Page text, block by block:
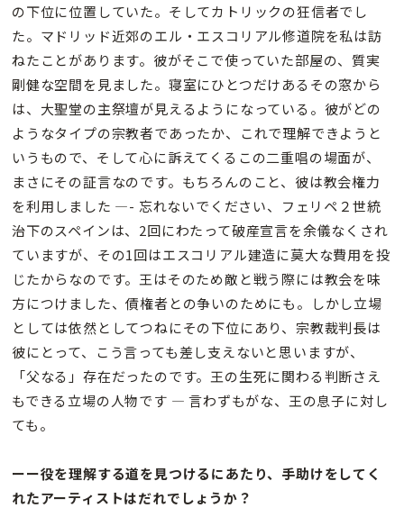
の下位に位置していた。そしてカトリックの狂信者でし
た。マドリッド近郊のエル・エスコリアル修道院を私は訪
ねたことがあります。彼がそこで使っていた部屋の、質実
剛健な空間を見ました。寝室にひとつだけあるその窓から
は、大聖堂の主祭壇が見えるようになっている。彼がどの
ようなタイプの宗教者であったか、これで理解できようと
いうもので、そして心に訴えてくるこの二重唱の場面が、
まさにその証言なのです。もちろんのこと、彼は教会権力
を利用しました —- 忘れないでください、フェリペ２世統
治下のスペインは、2回にわたって破産宣言を余儀なくされ
ていますが、その1回はエスコリアル建造に莫大な費用を投
じたからなのです。王はそのため敵と戦う際には教会を味
方につけました、債権者との争いのためにも。しかし立場
としては依然としてつねにその下位にあり、宗教裁判長は
彼にとって、こう言っても差し支えないと思いますが、
「父なる」存在だったのです。王の生死に関わる判断さえ
もできる立場の人物です — 言わずもがな、王の息子に対し
ても。
ーー役を理解する道を見つけるにあたり、手助けをしてく
れたアーティストはだれでしょうか？